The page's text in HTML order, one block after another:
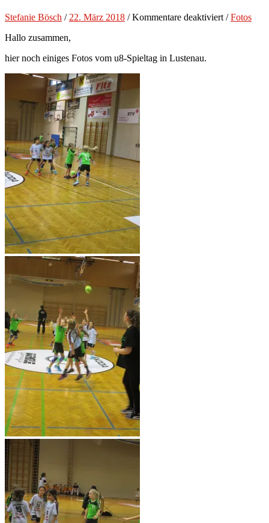
Stefanie Bösch / 22. März 2018 /Kommentare deaktiviertfür
/Fotos
Hallo zusammen,
hier noch einiges Fotos vom u8-Spieltag in Lustenau.